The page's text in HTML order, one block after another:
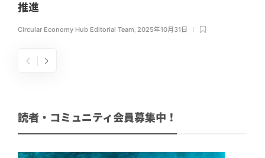
推進
Circular Economy Hub Editorial Team 2025年10月31日
読者・コミュニティ会員募集中！